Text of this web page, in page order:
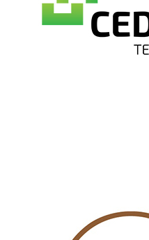
CEDRUS Spółka z
Spółka